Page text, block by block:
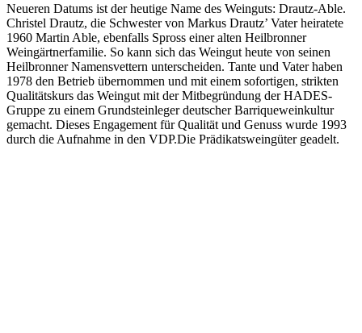
Neueren Datums ist der heutige Name des Weinguts: Drautz-Able.
Christel Drautz, die Schwester von Markus Drautz’ Vater heiratete
1960 Martin Able, ebenfalls Spross einer alten Heilbronner
Weingärtnerfamilie. So kann sich das Weingut heute von seinen
Heilbronner Namensvettern unterscheiden. Tante und Vater haben
1978 den Betrieb übernommen und mit einem sofortigen, strikten
Qualitätskurs das Weingut mit der Mitbegründung der HADES-
Gruppe zu einem Grundsteinleger deutscher Barriqueweinkultur
gemacht. Dieses Engagement für Qualität und Genuss wurde 1993
durch die Aufnahme in den VDP.Die Prädikatsweingüter geadelt.